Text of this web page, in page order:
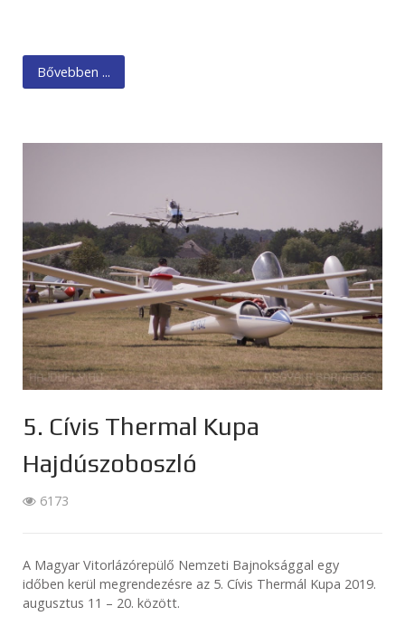
Bővebben ...
5. Cívis Thermal Kupa
Hajdúszoboszló
6173
A Magyar Vitorlázórepülő Nemzeti Bajnoksággal egy
időben kerül megrendezésre az 5. Cívis Thermál Kupa 2019.
augusztus 11 – 20. között.